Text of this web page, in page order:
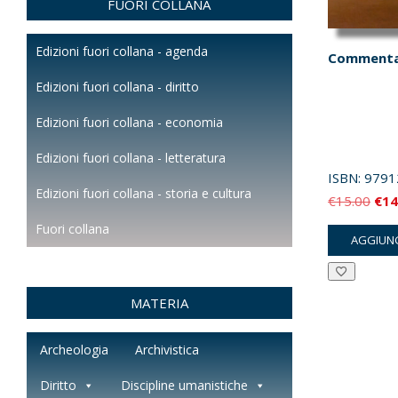
ISBN:
€15.00 Il
€
FUORI COLLANA
Edizioni fuori collana - agenda
Edizioni fuori collana - diritto
Edizioni fuori collana - economia
Edizioni fuori collana - letteratura
Edizioni fuori collana - storia e cultura
Fuori collana
MATERIA
Archeologia Archivistica
Diritto Discipline umanistiche